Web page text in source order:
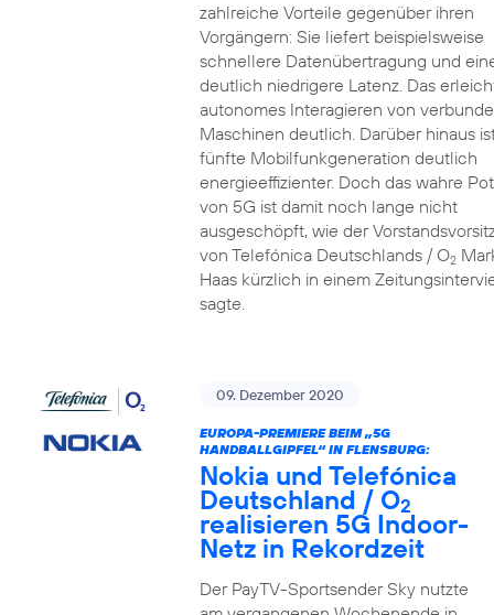
zahlreiche Vorteile gegenüber ihren
Vorgängern: Sie liefert beispielsweise
schnellere Datenübertragung und
deutlich niedrigere Latenz. Das
autonomes Interagieren von
Maschinen deutlich. Darüber hinaus
fünfte Mobilfunkgeneration deutlich
energieeffizienter. Doch das wahre
von 5G ist damit noch lange nicht
ausgeschöpft, wie der
von Telefónica Deutschlands / O2
Haas kürzlich in einem
sagte.
09. Dezember 2020
EUROPA-PREMIERE BEIM „5G
HANDBALLGIPFEL“ IN FLENSBURG:
Nokia und Telefónica
Deutschland / O2
realisieren 5G Indoor-
Netz in Rekordzeit
Der PayTV-Sportsender Sky nutzte